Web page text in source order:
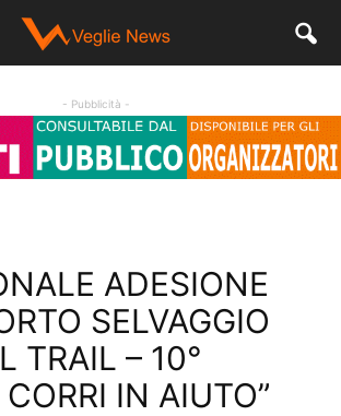
- Pubblicità -
ADESIONE
SELVAGGIO
TRAIL – 10°
IN AIUTO”